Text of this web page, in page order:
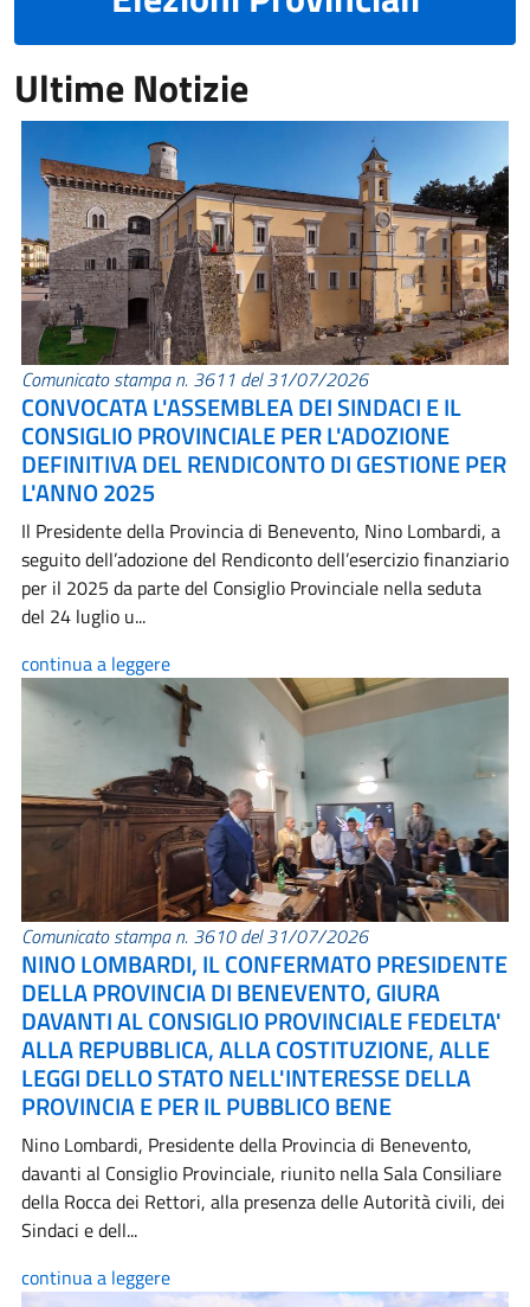
Ultime Notizie
Comunicato stampa n. 3611 del 31/07/2026
CONVOCATA L'ASSEMBLEA DEI SINDACI E IL
CONSIGLIO PROVINCIALE PER L'ADOZIONE
DEFINITIVA DEL RENDICONTO DI GESTIONE PER
L'ANNO 2025
Il Presidente della Provincia di Benevento, Nino Lombardi, a
seguito dell’adozione del Rendiconto dell’esercizio finanziario
per il 2025 da parte del Consiglio Provinciale nella seduta
del 24 luglio u...
continua a leggere
Comunicato stampa n. 3610 del 31/07/2026
NINO LOMBARDI, IL CONFERMATO PRESIDENTE
DELLA PROVINCIA DI BENEVENTO, GIURA
DAVANTI AL CONSIGLIO PROVINCIALE FEDELTA'
ALLA REPUBBLICA, ALLA COSTITUZIONE, ALLE
LEGGI DELLO STATO NELL'INTERESSE DELLA
PROVINCIA E PER IL PUBBLICO BENE
Nino Lombardi, Presidente della Provincia di Benevento,
davanti al Consiglio Provinciale, riunito nella Sala Consiliare
della Rocca dei Rettori, alla presenza delle Autorità civili, dei
Sindaci e dell...
continua a leggere